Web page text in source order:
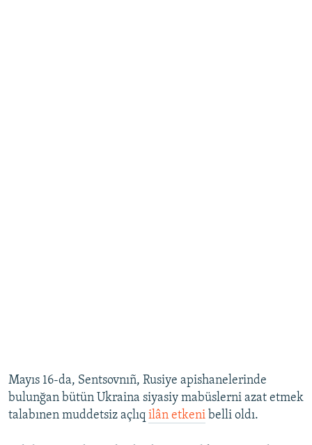
Mayıs 16-da, Sentsovnıñ, Rusiye apishanelerinde
bulunğan bütün Ukraina siyasiy mabüslerni azat etmek
talabınen muddetsiz açlıq ilân etkeni belli oldı.